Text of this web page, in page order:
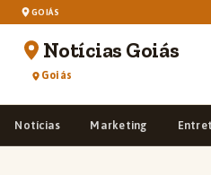
GOIÁS
Notícias Goiás
Goiás
Notícias Marketing